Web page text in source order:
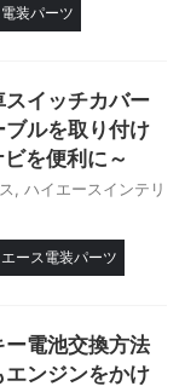
装パーツ
スイッチカバー
ルを取り付け
を便利に～
, ハイエースインテリ
ース電装パーツ
電池交換方法
エンジンをかけ